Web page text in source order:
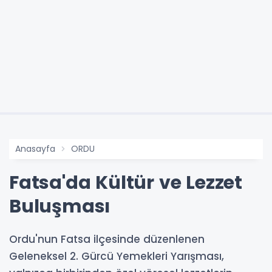
Anasayfa ORDU
Fatsa'da Kültür ve Lezzet
Buluşması
Ordu'nun Fatsa ilçesinde düzenlenen
Geleneksel 2. Gürcü Yemekleri Yarışması,